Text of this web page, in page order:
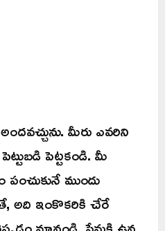
మీరు ఎవరిని
పెట్టకండి. మీ
ముందు
అది ఇంకొకరికి చేరే